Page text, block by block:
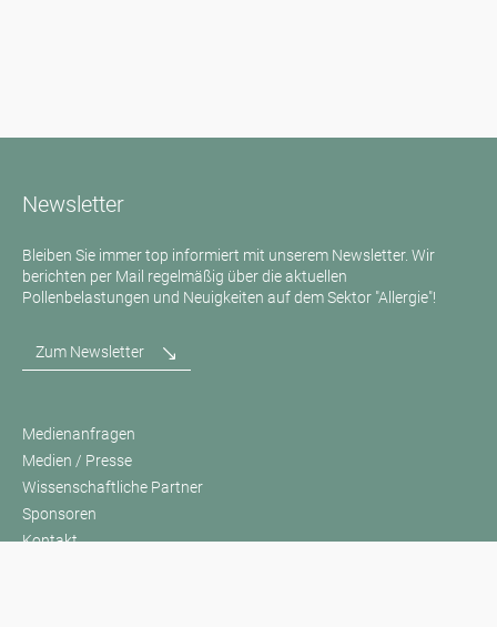
Newsletter
Bleiben Sie immer top informiert mit unserem Newsletter. Wir
berichten per Mail regelmäßig über die aktuellen
Pollenbelastungen und Neuigkeiten auf dem Sektor "Allergie"!
Zum Newsletter
Medienanfragen
Medien / Presse
Wissenschaftliche Partner
Sponsoren
Kontakt